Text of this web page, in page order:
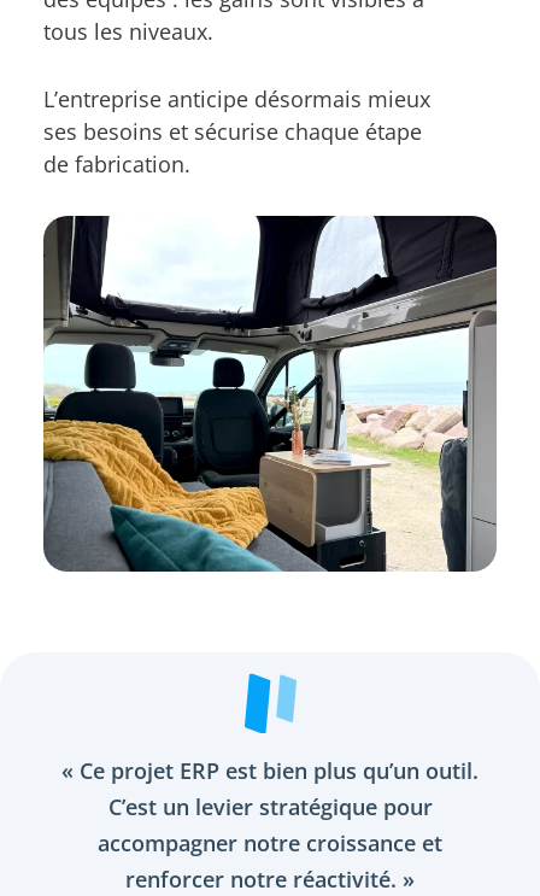
tous les niveaux.
L’entreprise anticipe désormais mieux
ses besoins et sécurise chaque étape
de fabrication.
« Ce projet ERP est bien plus qu’un outil.
C’est un levier stratégique pour
accompagner notre croissance et
renforcer notre réactivité. »